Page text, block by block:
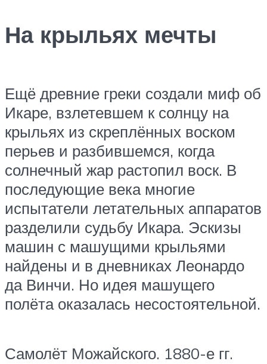
На крыльях мечты
Ещё древние греки создали миф об
Икаре, взлетевшем к солнцу на
крыльях из скреплённых воском
перьев и разбившемся, когда
солнечный жар растопил воск. В
последующие века многие
испытатели летательных аппаратов
разделили судьбу Икара. Эскизы
машин с машущими крыльями
найдены и в дневниках Леонардо
да Винчи. Но идея машущего
полёта оказалась несостоятельной.
Самолёт Можайского. 1880-е гг.